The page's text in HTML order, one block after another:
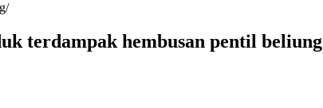
terdampak hembusan pentil beliung